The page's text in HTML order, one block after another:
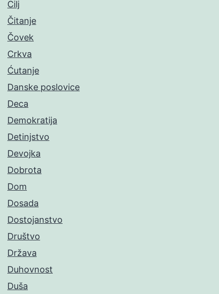
Cilj
Čitanje
Čovek
Crkva
Ćutanje
Danske poslovice
Deca
Demokratija
Detinjstvo
Devojka
Dobrota
Dom
Dosada
Dostojanstvo
Društvo
Država
Duhovnost
Duša